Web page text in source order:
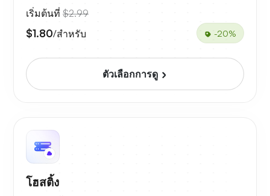
เริ่มต้นที่ $2.99
$1.80/สำหรับ -20%
ตัวเลือกการดู
โฮสติ้ง